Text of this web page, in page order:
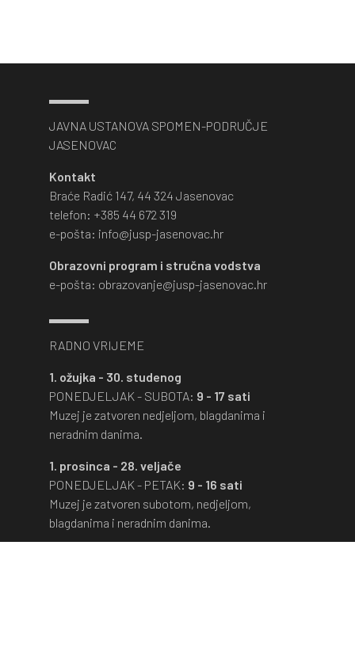
JAVNA USTANOVA SPOMEN-PODRUČJE
JASENOVAC
Kontakt
Braće Radić 147, 44 324 Jasenovac
telefon: +385 44 672 319
e-pošta: info@jusp-jasenovac.hr
Obrazovni program i stručna vodstva
e-pošta: obrazovanje@jusp-jasenovac.hr
RADNO VRIJEME
1. ožujka - 30. studenog
PONEDJELJAK - SUBOTA: 9 - 17 sati
Muzej je zatvoren nedjeljom, blagdanima i
neradnim danima.
1. prosinca - 28. veljače
PONEDJELJAK - PETAK: 9 - 16 sati
Muzej je zatvoren subotom, nedjeljom,
blagdanima i neradnim danima.